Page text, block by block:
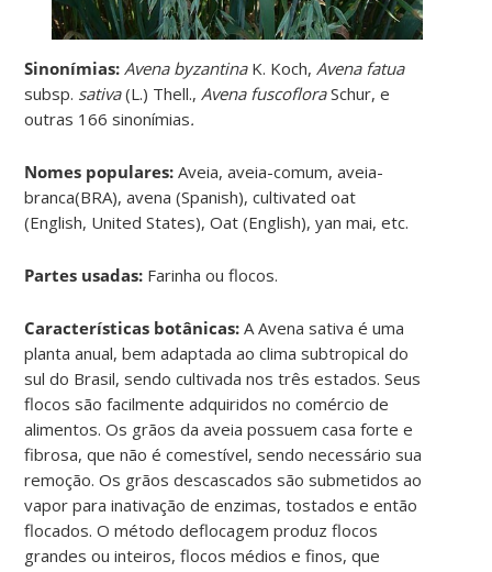
Sinonímias: Avena byzantinaK. Koch, Avena fatua
subsp. sativa(L.) Thell., Avena fuscofloraSchur, e
outras 166 sinonímias.
Nomes populares:Aveia, aveia-comum, aveia-
branca(BRA), avena (Spanish), cultivated oat
(English, United States), Oat (English), yan mai, etc.
Partes usadas: Farinha ou flocos.
Características botânicas: A Avena sativa é uma
planta anual, bem adaptada ao clima subtropical do
sul do Brasil, sendo cultivada nos três estados. Seus
flocos são facilmente adquiridos no comércio de
alimentos. Os grãos da aveia possuem casa forte e
fibrosa, que não é comestível, sendo necessário sua
remoção. Os grãos descascados são submetidos ao
vapor para inativação de enzimas, tostados e então
flocados. O método deflocagem produz flocos
grandes ou inteiros, flocos médios e finos, que